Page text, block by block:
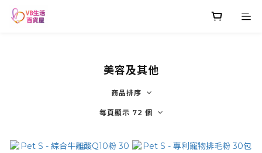
美容及其他
商品排序
每頁顯示 72 個